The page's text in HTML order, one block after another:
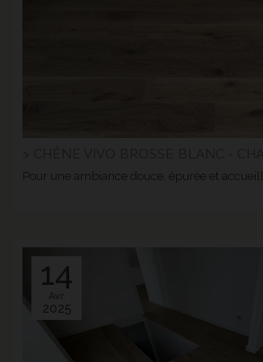
Pour une ambiance douce, épurée et
14
Avr.
2025